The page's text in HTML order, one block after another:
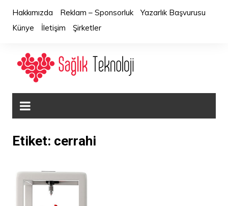
content
Hakkımızda Reklam – Sponsorluk
Yazarlık Başvurusu
Künye
İletişim Şirketler
Etiket: cerrahi